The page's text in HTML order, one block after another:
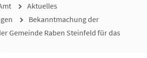
Aktuelles
Bekanntmachung der
Gemeinde Raben Steinfeld für das